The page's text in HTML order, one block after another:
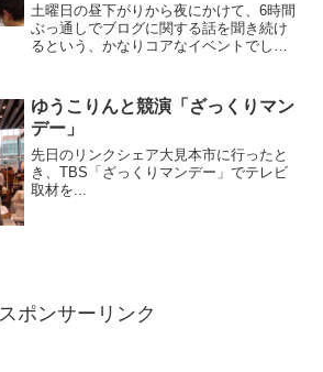
土曜日の昼下がりから夜にかけて、6時間
ぶっ通しでブログに関する話を聞き続け
るという、かなりコアなイベントでし
が経ちます。「ブログを3年続けると、何
かが変わる」と誰...
ゆうこりんと競演「ざっくりマン
デー」
先日のリンクシェア大見本市に行ったと
き、TBS「ざっくりマンデー」でテレビ
取材を...
スポンサーリンク